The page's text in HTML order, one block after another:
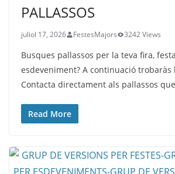
PALLASSOS
juliol 17, 2026 FestesMajors 3242 Views
Busques pallassos per la teva fira,
esdeveniment? A continuació
Contacta directament als pallassos que
Read More